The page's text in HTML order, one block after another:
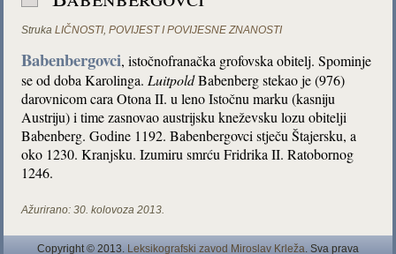
Struka LIČNOSTI,POVIJEST I POVIJESNE ZNANOSTI
Babenbergovci, istočnofranačka grofovska obitelj. Spominje
se od doba Karolinga. LuitpoldBabenberg stekao je (976)
darovnicom cara Otona II. u leno Istočnu marku (kasniju
Austriju) i time zasnovao austrijsku kneževsku lozu obitelji
Babenberg. Godine 1192. Babenbergovci stječu Štajersku, a
oko 1230. Kranjsku. Izumiru smrću Fridrika II. Ratobornog
1246.
Ažurirano: 30. kolovoza 2013.
Copyright © 2013. Leksikografski zavod Miroslav Krleža. Sva prava